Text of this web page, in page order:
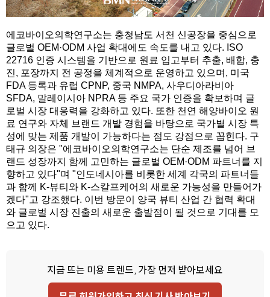
에코바이오의학연구소는 충청남도 서천 신공장을 중심으로
글로벌 OEM·ODM 사업 확대에도 속도를 내고 있다. ISO
22716 인증 시스템을 기반으로 원료 입고부터 추출, 배합, 충
진, 포장까지 전 공정을 체계적으로 운영하고 있으며, 미국
FDA 등록과 유럽 CPNP, 중국 NMPA, 사우디아라비아
SFDA, 말레이시아 NPRA 등 주요 국가 인증을 확보하며 글
로벌 시장 대응력을 강화하고 있다. 또한 천연 해양바이오 원
료 연구와 자체 브랜드 개발 경험을 바탕으로 국가별 시장 특
성에 맞는 제품 개발이 가능하다는 점도 강점으로 꼽힌다. 구
태규 의장은 "에코바이오의학연구소는 단순 제조를 넘어 브
랜드 성장까지 함께 고민하는 글로벌 OEM·ODM 파트너를 지
향하고 있다"며 "인도네시아를 비롯한 세계 각국의 파트너들
과 함께 K-뷰티와 K-스칼프케어의 새로운 가능성을 만들어가
겠다"고 강조했다. 이번 방문이 양국 뷰티 산업 간 협력 확대
와 글로벌 시장 진출의 새로운 출발점이 될 것으로 기대를 모
으고 있다.
지금 뜨는 미용 트렌드, 가장 먼저 받아보세요